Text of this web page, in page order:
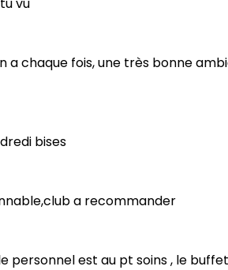
a chaque fois, une très bonne
bises
a recommander
personnel est au pt soins , le